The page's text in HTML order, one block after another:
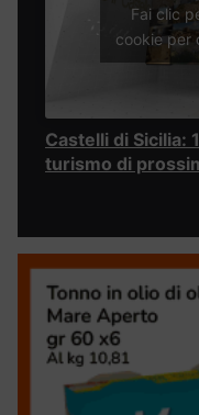
Fai clic
cookie per
Castelli di Sicilia:
turismo di